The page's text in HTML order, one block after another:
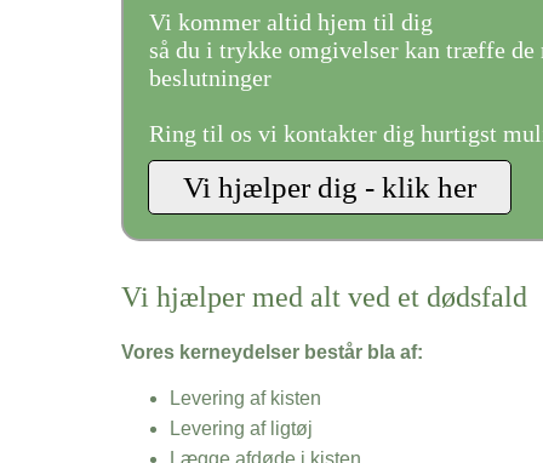
Vi kommer altid hjem til dig
så du i trykke omgivelser kan træffe de
beslutninger
Ring til os vi kontakter dig hurtigst
Vi hjælper med alt ved et dødsfald
Vores kerneydelser består bla af:
Levering af kisten
Levering af ligtøj
Lægge afdøde i kisten